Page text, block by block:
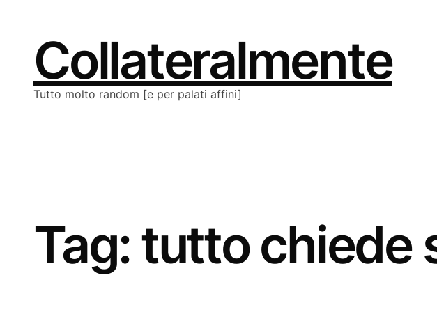
Collateralmente
Tutto molto random [e per palati affini]
Tag:tutto chiede